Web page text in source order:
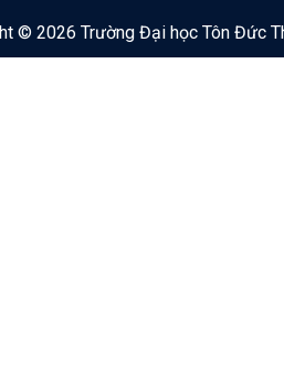
© 2026 Trường Đại học Tôn Đức